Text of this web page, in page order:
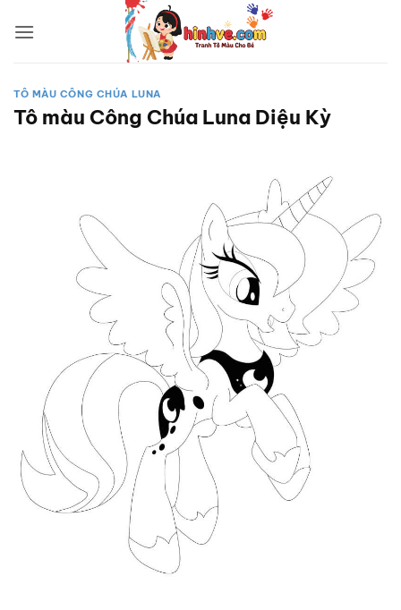
qua
TÔ MÀU CÔNG CHÚA LUNA
Tô màu Công Chúa Luna Diệu Kỳ